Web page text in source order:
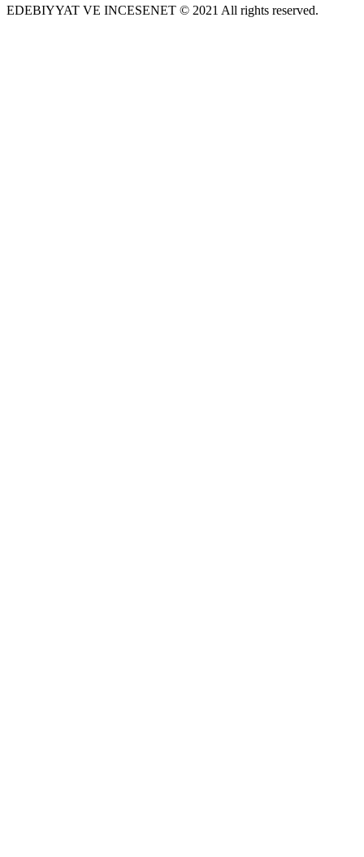
EDEBIYYAT VE INCESENET © 2021 All rights reserved.